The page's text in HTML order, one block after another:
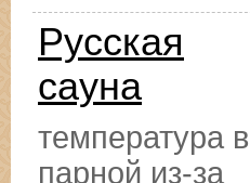
Русская
сауна
температура в
парной из-за